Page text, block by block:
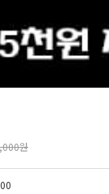
18K 데일리
원